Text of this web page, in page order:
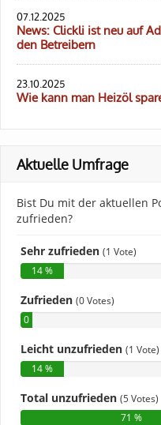
07.12.2025
News: Clickli ist neu auf
den Betreibern
23.10.2025
Wie kann man Heizöl
Aktuelle Umfrage